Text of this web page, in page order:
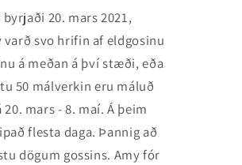
20. mars 2021,
svo hrifin af eldgosinu
á meðan á því stæði, eða
50 málverkin eru máluð
mars - 8. maí. Á þeim
flesta daga. Þannig að
dögum gossins. Amy fór